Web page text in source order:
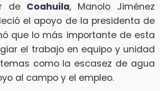
de Coahuila, Manolo Jiménez
el apoyo de la presidenta de
que lo más importante de esta
el trabajo en equipo y unidad
como la escasez de agua
al campo y el empleo.